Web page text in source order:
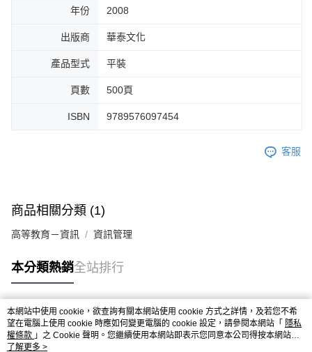
年份 2008
出版商 華泰文化
產品型式 平裝
頁數 500頁
ISBN 9789576097454
客服
商品相關分類 (1)
高等教育－資訊 資訊管理
本分類熱銷全站排行
熱門標籤
本網站中使用 cookie，欲查詢有關本網站使用 cookie 方式之詳情，及若您不希
望在電腦上使用 cookie 時應如何變更電腦的 cookie 設定，請參閱本網站「 隱私
權條款 」之 Cookie 聲明。您繼續使用本網站即表示您同意本公司得按本網站使
用條款之 Cookie 聲明使用 cookie。
了解更多 >